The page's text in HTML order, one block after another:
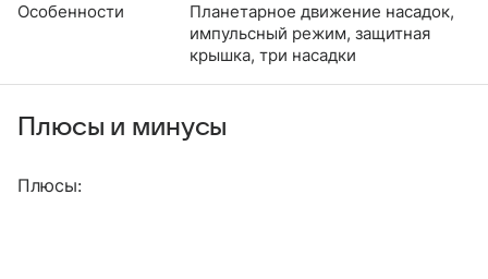
Особенности
Планетарное движение насадок,
импульсный режим, защитная
крышка, три насадки
Плюсы и минусы
Плюсы: